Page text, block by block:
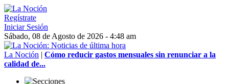
Regístrate
Iniciar Sesión
Sábado, 08 de Agosto de 2026 - 4:48 am
La Noción | Cómo reducir gastos mensuales sin renunciar a la
calidad de...